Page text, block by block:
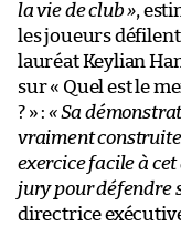
la vie de club »,
les joueurs défilent
lauréat Keylian
sur « Quel est le
? » : « Sa
vraiment construite
exercice facile à
jury pour défendre
directrice